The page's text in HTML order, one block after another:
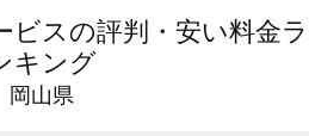
ビスの評判・安い料金ラ
キング
岡山県